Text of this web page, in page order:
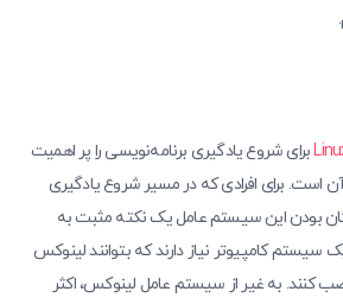
برای شروع یادگیری برنامه‌نویسی را پر اهمیت
است. برای افرادی که در مسیر شروع یادگیری
بودن این سیستم عامل یک نکته مثبت به
سیستم کامپیوتر نیاز دارند که بتوانند لینوکس
کنند. به غیر از سیستم عامل لینوکس، اکثر